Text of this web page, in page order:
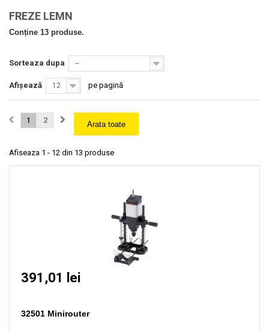
FREZE LEMN
Conține 13 produse.
Sorteaza dupa --
Afișează 12 pe pagină
Arata toate
1 2
Afiseaza 1 - 12 din 13 produse
391,01 lei
32501 Minirouter